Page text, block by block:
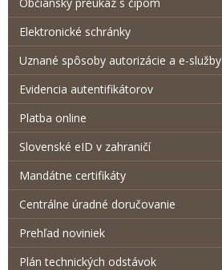
Elektronické schránky
Uznané spôsoby autorizácie a e-služby
Evidencia autentifikátorov
Platba online
Slovenské eID v zahraničí
Mandátne certifikáty
Centrálne úradné doručovanie
Prehľad noviniek
Plán technických odstávok